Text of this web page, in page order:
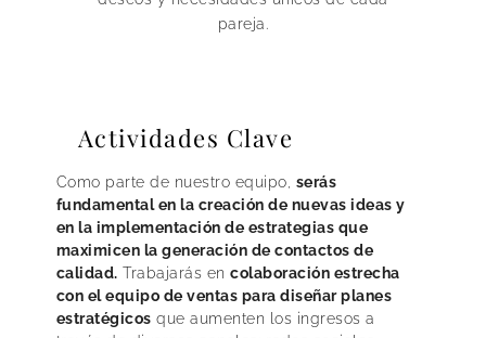
pareja.
Actividades Clave
Como parte de nuestro equipo, serás
fundamental en la creación de nuevas ideas y
en la implementación de estrategias que
maximicen la generación de contactos de
calidad. Trabajarás en colaboración estrecha
con el equipo de ventas para diseñar planes
estratégicos que aumenten los ingresos a